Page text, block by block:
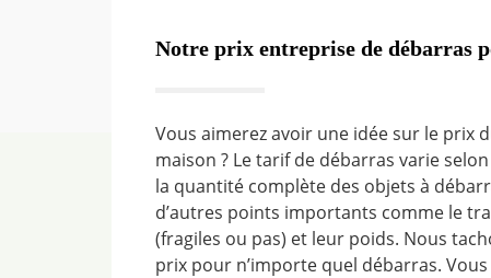
Notre prix entreprise de débarras
Vous aimerez avoir une idée sur le prix
maison ? Le tarif de débarras varie
la quantité complète des objets à
d’autres points importants comme le
(fragiles ou pas) et leur poids. Nous
prix pour n’importe quel débarras.